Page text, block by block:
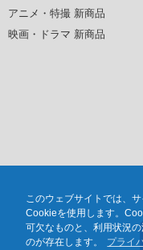
このウェブサイトでは、
Cookieを使用します。
可欠なものと、利用状況
のが存在します。
プライ
アニメ・特撮 新商品
映画・ドラマ 新商品